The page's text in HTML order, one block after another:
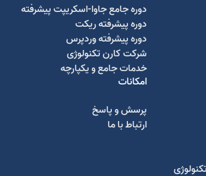
دوره جامع جاوا-اسکریپت پیشرفته
دوره پیشرفته ریکت
دوره پیشرفته وردپرس
شرکت کارن تکنولوژی
خدمات جامع و یکپارچه
امکانات
پرسش و پاسخ
ارتباط با ما